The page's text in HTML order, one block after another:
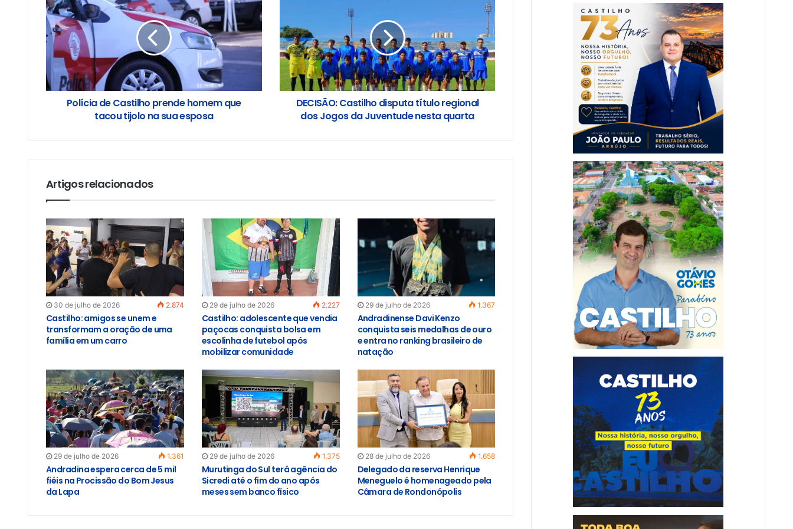
Polícia de Castilho prende homem que
tacou tijolo na sua esposa
DECISÃO: Castilho disputa título regional
dos Jogos da Juventude nesta quarta
Artigos relacionados
30 de julho de 2026 2.874
Castilho: amigos se unem e
transformam a oração de uma
família em um carro
29 de julho de 2026 2.227
Castilho: adolescente que vendia
paçocas conquista bolsa em
escolinha de futebol após
mobilizar comunidade
29 de julho de 2026 1.367
Andradinense Davi Kenzo
conquista seis medalhas de ouro
e entra no ranking brasileiro de
natação
29 de julho de 2026 1.361
Andradina espera cerca de 5 mil
fiéis na Procissão do Bom Jesus
da Lapa
29 de julho de 2026 1.375
Murutinga do Sul terá agência do
Sicredi até o fim do ano após
meses sem banco físico
28 de julho de 2026 1.658
Delegado da reserva Henrique
Meneguelo é homenageado pela
Câmara de Rondonópolis